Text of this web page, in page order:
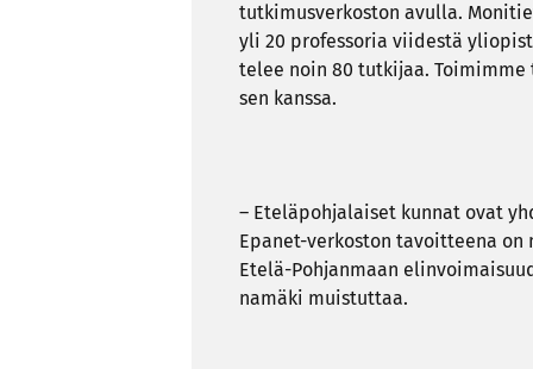
tutkimusverkoston avul­la.
yli 20 pro­fes­so­ria vii­des­tä
te­lee noin 80 tut­ki­jaa.
sen kans­sa.
– Ete­lä­poh­ja­lai­set kun­nat ovat
Epanet-​verkoston ta­voit­tee­na on
Etelä-​Pohjanmaan
na­mä­ki muis­tut­taa.